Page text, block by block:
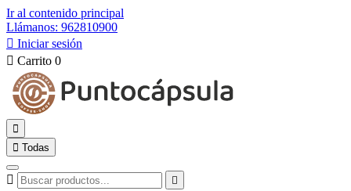
Ir al contenido principal
Llámanos: 962810900
 Iniciar sesión
 Carrito 0

 Todas
 